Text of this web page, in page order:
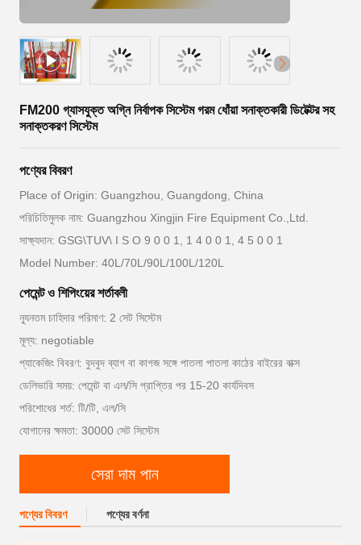
FM200 গ্যাসযুক্ত অগ্নি নির্বাপক সিস্টেম গরম ধোঁয়া সনাক্তকারী ডিটেক্টর সহ
সনাক্তকরণ সিস্টেম
পণ্যের বিবরণ
Place of Origin: Guangzhou, Guangdong, China
পরিচিতিমুলক নাম: Guangzhou Xingjin Fire Equipment Co.,Ltd.
সাক্ষ্যদান: GSG\TUV\ I S O 9 0 0 1, 1 4 0 0 1, 4 5 0 0 1
Model Number: 40L/70L/90L/100L/120L
পেমেন্ট ও শিপিংয়ের শর্তাবলী
ন্যূনতম চাহিদার পরিমাণ: 2 সেট সিস্টেম
মূল্য: negotiable
প্যাকেজিং বিবরণ: বুদবুদ ব্যাগ বা কাগজ সঙ্গে পাতলা পাতলা কাঠের বাইরের বাক্স
ডেলিভারি সময়: পেমেন্ট বা এল/সি প্রাপ্তির পর 15-20 কার্যদিবস
পরিশোধের শর্ত: টি/টি, এল/সি
যোগানের ক্ষমতা: 30000 সেট সিস্টেম
সেরা দাম পান
পণ্যের বিবরণ পণ্যের বর্ণনা